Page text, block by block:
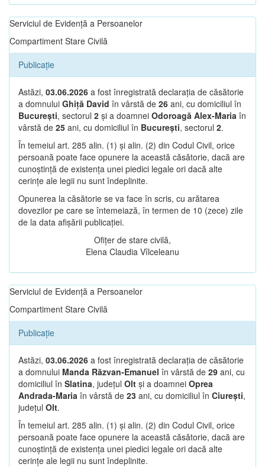
Serviciul de Evidență a Persoanelor
Compartiment Stare Civilă
Publicație
Astăzi, 03.06.2026 a fost înregistrată declarația de căsătorie
a domnului Ghiță David în vârstă de 26 ani, cu domiciliul în
București, sectorul 2 și a doamnei Odoroagă Alex-Maria în
vârstă de 25 ani, cu domiciliul în București, sectorul 2.
În temeiul art. 285 alin. (1) și alin. (2) din Codul Civil, orice
persoană poate face opunere la această căsătorie, dacă are
cunoștință de existența unei piedici legale ori dacă alte
cerințe ale legii nu sunt îndeplinite.
Opunerea la căsătorie se va face în scris, cu arătarea
dovezilor pe care se întemeiază, în termen de 10 (zece) zile
de la data afișării publicației.
Ofițer de stare civilă,
Elena Claudia Vîlceleanu
Serviciul de Evidență a Persoanelor
Compartiment Stare Civilă
Publicație
Astăzi, 03.06.2026 a fost înregistrată declarația de căsătorie
a domnului Manda Răzvan-Emanuel în vârstă de 29 ani, cu
domiciliul în Slatina, județul Olt și a doamnei Oprea
Andrada-Maria în vârstă de 23 ani, cu domiciliul în Ciurești,
județul Olt.
În temeiul art. 285 alin. (1) și alin. (2) din Codul Civil, orice
persoană poate face opunere la această căsătorie, dacă are
cunoștință de existența unei piedici legale ori dacă alte
cerințe ale legii nu sunt îndeplinite.